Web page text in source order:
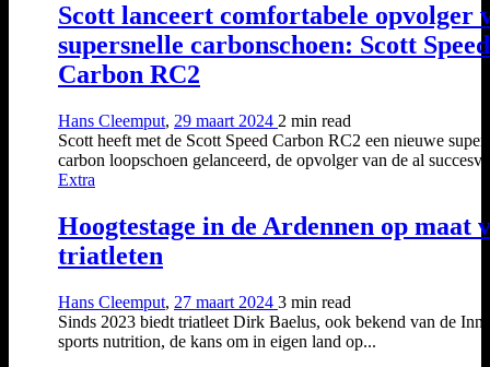
Scott lanceert comfortabele opvolger
supersnelle carbonschoen: Scott Speed
Carbon RC2
Hans Cleemput, 29 maart 2024 2 min read
Scott heeft met de Scott Speed Carbon RC2 een nieuwe
carbon loopschoen gelanceerd, de opvolger van de al
Extra
Hoogtestage in de Ardennen op maat
triatleten
Hans Cleemput, 27 maart 2024 3 min read
Sinds 2023 biedt triatleet Dirk Baelus, ook bekend van de
sports nutrition, de kans om in eigen land op...